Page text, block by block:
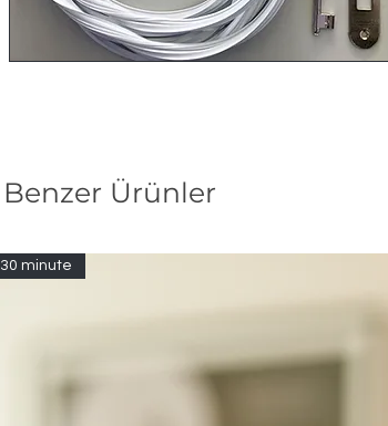
Benzer Ürünler
30 minute